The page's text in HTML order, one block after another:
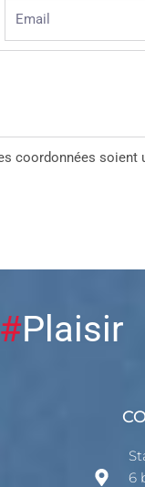
coordonnées
#Plaisir
6